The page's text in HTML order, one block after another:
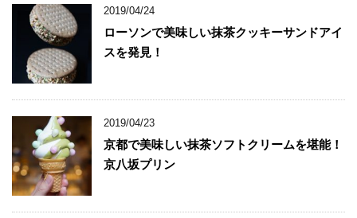
2019/04/24
ローソンで美味しい抹茶クッキーサンドアイ
スを発見！
2019/04/23
京都で美味しい抹茶ソフトクリームを堪能！
京八坂プリン